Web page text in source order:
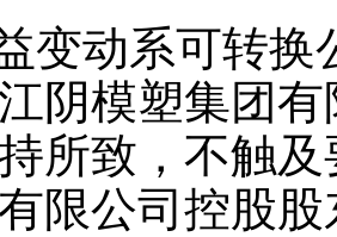
变动系可转换
阴模塑集团
所致，不触
限公司控股